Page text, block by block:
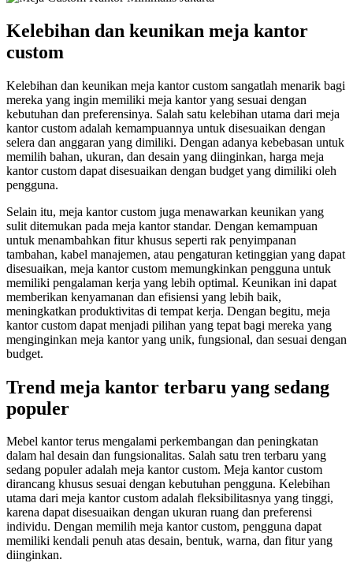
Kelebihan dan keunikan meja kantor
custom
Kelebihan dan keunikan meja kantor custom sangatlah menarik bagi
mereka yang ingin memiliki meja kantor yang sesuai dengan
kebutuhan dan preferensinya. Salah satu kelebihan utama dari meja
kantor custom adalah kemampuannya untuk disesuaikan dengan
selera dan anggaran yang dimiliki. Dengan adanya kebebasan untuk
memilih bahan, ukuran, dan desain yang diinginkan, harga meja
kantor custom dapat disesuaikan dengan budget yang dimiliki oleh
pengguna.
Selain itu, meja kantor custom juga menawarkan keunikan yang
sulit ditemukan pada meja kantor standar. Dengan kemampuan
untuk menambahkan fitur khusus seperti rak penyimpanan
tambahan, kabel manajemen, atau pengaturan ketinggian yang dapat
disesuaikan, meja kantor custom memungkinkan pengguna untuk
memiliki pengalaman kerja yang lebih optimal. Keunikan ini dapat
memberikan kenyamanan dan efisiensi yang lebih baik,
meningkatkan produktivitas di tempat kerja. Dengan begitu, meja
kantor custom dapat menjadi pilihan yang tepat bagi mereka yang
menginginkan meja kantor yang unik, fungsional, dan sesuai dengan
budget.
Trend meja kantor terbaru yang sedang
populer
Mebel kantor terus mengalami perkembangan dan peningkatan
dalam hal desain dan fungsionalitas. Salah satu tren terbaru yang
sedang populer adalah meja kantor custom. Meja kantor custom
dirancang khusus sesuai dengan kebutuhan pengguna. Kelebihan
utama dari meja kantor custom adalah fleksibilitasnya yang tinggi,
karena dapat disesuaikan dengan ukuran ruang dan preferensi
individu. Dengan memilih meja kantor custom, pengguna dapat
memiliki kendali penuh atas desain, bentuk, warna, dan fitur yang
diinginkan.